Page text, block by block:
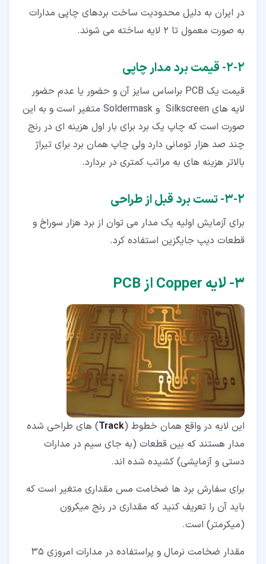
در ایران به دلیل محدودیت ساخت بردهای چاپی مدارات
به صورت معمول تا 2 لایه ساخته می شوند.
۲‏-‏۲‏- قیمت برد مدار چاپی
قیمت یک PCB براساس سایز آن و حضور یا عدم حضور
لایه های Silkscreen و Soldermask متغیر است و به این
صورت است که چاپ یک برد برای بار اول هزینه ای در رنج
چند صد هزار تومانی دارد ولی چاپ همان برد برای تیراژ
بالاتر هزینه های به مراتب کمتری در بردارد.
۲‏-‏۳‏- تست برد قبل از طراحی
برای آزمایش اولیه یک مدار می توان از برد هزار سوراخ و
قطعات دیپ جایگزین استفاده کرد.
۳‏- لایه Copper از PCB
این لایه در واقع همان خطوط (Track) های طراحی شده
مدار هستند که بین قطعات (به جای سیم در مدارات
دستی و آزمایشی) کشیده شده اند.
برای سفارش برد ها ضخامت مس مقداری متغیر است که
باید آن را تعریف کنید که مقداری در رنج میکرون
(میکرمتر) است.
مقدار ضخامت نرمال و پراستفاده در مدارات امروزی 35